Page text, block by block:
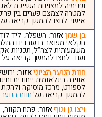
ופנימיה למצוינות השייכת
למטרה לצמצם פערים בין
אישי. לחצו להמשך קריאה
בן שמןאזור: השפלה. ליד
חקלאי מפואר בו עובדים
משמעותית לצה”ל, תכניות
ועוד. לחצו להמשך קריאה על
חוות הנוער הציוניאזור:
אווירה בינלאומית ייחודית
לספורט, מרכז מוסיקה ולהקת
להמשך קריאה עלחוות הנוער
ויצו גן ונוףאזור: פתח תקווה,